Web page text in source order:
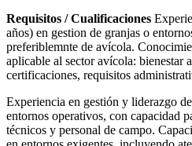
Requisitos / Cualificaciones
años) en gestion de granjas o
preferiblemnte de avícola.
aplicable al sector avícola: bienestar
certificaciones, requisitos
Experiencia en gestión y liderazgo
entornos operativos, con capacidad
técnicos y personal de campo.